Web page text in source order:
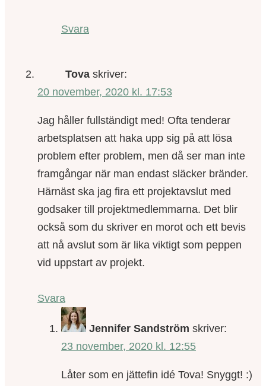
Svara
Tova skriver:
20 november, 2020 kl. 17:53
Jag håller fullständigt med! Ofta tenderar
arbetsplatsen att haka upp sig på att lösa
problem efter problem, men då ser man inte
framgångar när man endast släcker bränder.
Härnäst ska jag fira ett projektavslut med
godsaker till projektmedlemmarna. Det blir
också som du skriver en morot och ett bevis
att nå avslut som är lika viktigt som peppen
vid uppstart av projekt.
Svara
Jennifer Sandström skriver:
23 november, 2020 kl. 12:55
Låter som en jättefin idé Tova! Snyggt! :)